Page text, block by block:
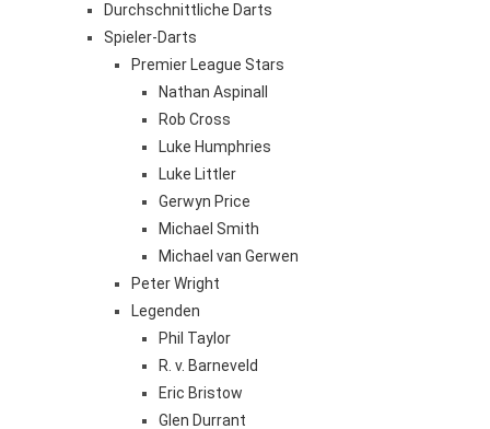
Durchschnittliche Darts
Spieler-Darts
Premier League Stars
Nathan Aspinall
Rob Cross
Luke Humphries
Luke Littler
Gerwyn Price
Michael Smith
Michael van Gerwen
Peter Wright
Legenden
Phil Taylor
R. v. Barneveld
Eric Bristow
Glen Durrant